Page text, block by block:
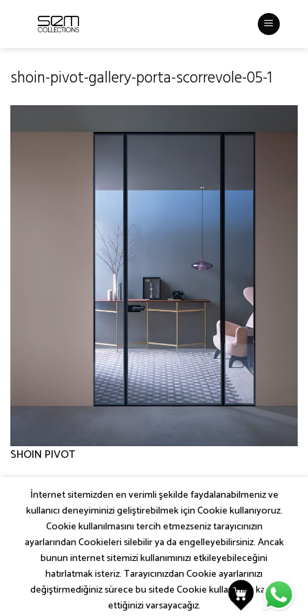
shoin-pivot-gallery-porta-scorrevole-05-1
SHOIN PIVOT
Önceki
Sonraki→
SEM COLLECTIONS İLETIŞIM KVKK AYDINLATMA METNI
ÇEREZ (COOKIE) POLITIKASI GIZLILIK VE GÜVENLIK POLITIKASI
İnternet sitemizden en verimli şekilde faydalanabilmeniz ve
kullanıcı deneyiminizi geliştirebilmek için Cookie kullanıyoruz.
Cookie kullanılmasını tercih etmezseniz tarayıcınızın
ayarlarından Cookieleri silebilir ya da engelleyebilirsiniz. Ancak
bunun internet sitemizi kullanımınızı etkileyebileceğini
hatırlatmak isteriz. Tarayıcınızdan Cookie ayarlarınızı
değiştirmediğiniz sürece bu sitede Cookie kullanımını kabul
ettiğinizi varsayacağız.